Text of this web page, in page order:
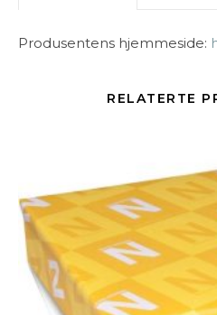
Produsentens hjemmeside:
RELATERTE